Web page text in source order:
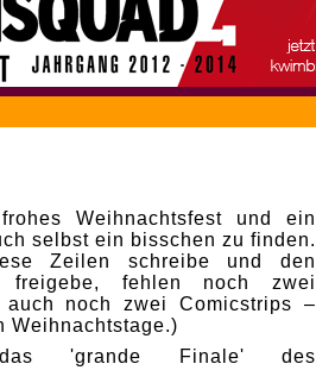
Weihnachtsfest und ein
selbst ein bisschen zu finden.
Zeilen schreibe und den
fehlen noch zwei
noch zwei Comicstrips –
Weihnachtstage.)
'grande Finale' des